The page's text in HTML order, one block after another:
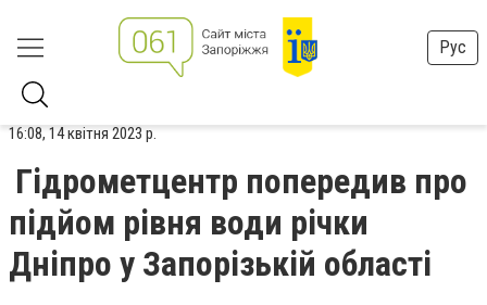
Рус
16:08, 14 квітня 2023 р.
Гідрометцентр попередив про
підйом рівня води річки
Дніпро у Запорізькій області